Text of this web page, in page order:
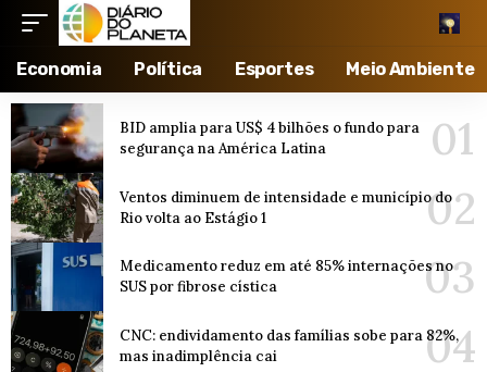
Economia Política Esportes Meio Ambiente
BID amplia para US$ 4 bilhões o fundo para
segurança na América Latina
Ventos diminuem de intensidade e município do
Rio volta ao Estágio 1
Medicamento reduz em até 85% internações no
SUS por fibrose cística
CNC: endividamento das famílias sobe para 82%,
mas inadimplência cai